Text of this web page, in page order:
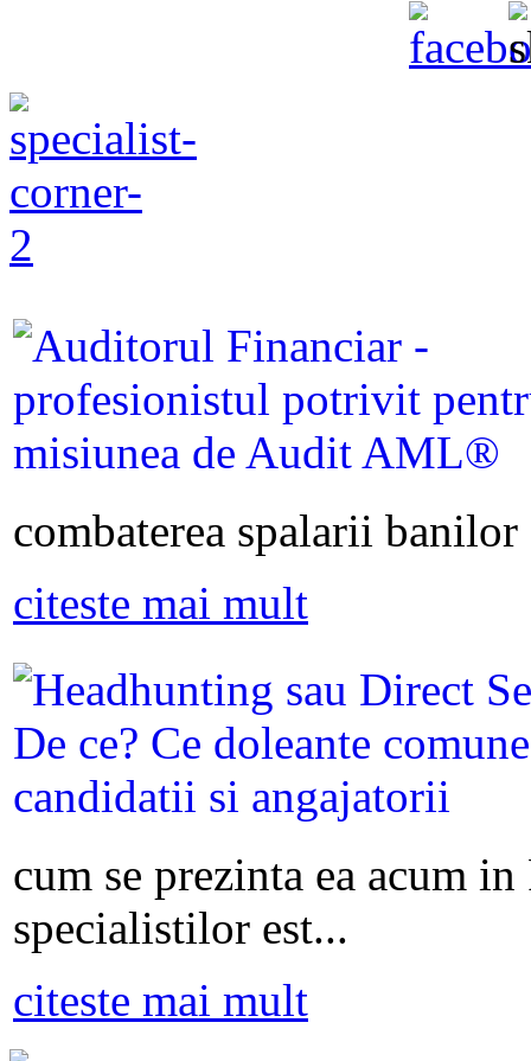
combaterea spalarii
citeste mai mult
cum se prezinta ea acum
specialistilor est...
citeste mai mult